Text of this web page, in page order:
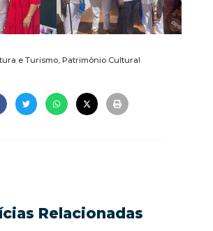
e Turismo, Patrimônio Cultural
Relacionadas